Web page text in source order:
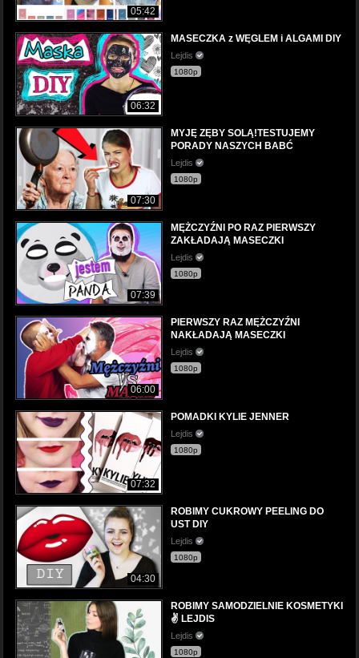
05:42
06:32
MASECZKA z WĘGLEM i ALGAMI DIY
Lejdis
1080p
07:30
MYJĘ ZĘBY SOLĄ!TESTUJEMY
PORADY NASZYCH BABĆ
Lejdis
1080p
07:39
MĘŻCZYŹNI PO RAZ PIERWSZY
ZAKŁADAJĄ MASECZKI
Lejdis
1080p
06:00
PIERWSZY RAZ MĘŻCZYŹNI
NAKŁADAJĄ MASECZKI
Lejdis
1080p
07:32
POMADKI KYLIE JENNER
Lejdis
1080p
04:30
ROBIMY CUKROWY PEELING DO
UST DIY
Lejdis
1080p
ROBIMY SAMODZIELNIE KOSMETYKI
✌️ LEJDIS
Lejdis
1080p